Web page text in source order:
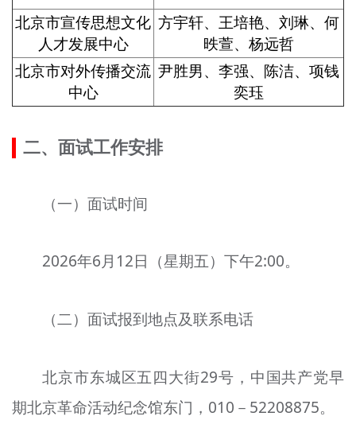
专题
资料库
+
北京市宣传思想文化
人才发展中心
方宇轩、王培艳、刘琳、何
昳萱、杨远哲
北京市对外传播交流
中心
尹胜男、李强、陈洁、项钱
奕珏
二、面试工作安排
（一）面试时间
2026年6月12日（星期五）下午2:00。
（二）面试报到地点及联系电话
北京市东城区五四大街29号，中国共产党早
期北京革命活动纪念馆东门，010－52208875。